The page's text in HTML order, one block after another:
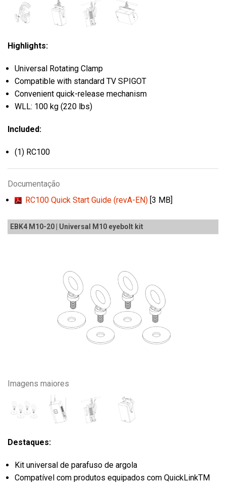
Highlights:
Universal Rotating Clamp
Compatible with standard TV SPIGOT
Convenient quick-release mechanism
WLL: 100 kg (220 lbs)
Included:
(1) RC100
Documentação
RC100 Quick Start Guide (revA-EN) [3 MB]
EBK4 M10-20 | Universal M10 eyebolt kit
Imagens maiores
Destaques:
Kit universal de parafuso de argola
Compatível com produtos equipados com QuickLinkTM